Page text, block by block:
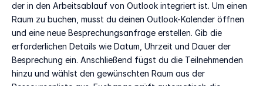
der in den Arbeitsablauf von Outlook integriert ist. Um einen
Raum zu buchen, musst du deinen Outlook-Kalender öffnen
und eine neue Besprechungsanfrage erstellen. Gib die
erforderlichen Details wie Datum, Uhrzeit und Dauer der
Besprechung ein. Anschließend fügst du die Teilnehmenden
hinzu und wählst den gewünschten Raum aus der